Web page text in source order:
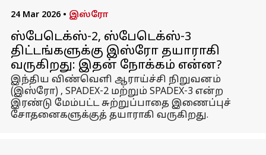
24 Mar 2026 • இஸ்ரோ
ஸ்பேடெக்ஸ்-2, ஸ்பேடெக்ஸ்-3
திட்டங்களுக்கு இஸ்ரோ தயாராகி
வருகிறது: இதன் நோக்கம் என்ன?
இந்திய விண்வெளி ஆராய்ச்சி நிறுவனம்
(இஸ்ரோ) , SPADEX-2 மற்றும் SPADEX-3 என்ற
இரண்டு மேம்பட்ட சுற்றுப்பாதை இணைப்புச்
சோதனைகளுக்குத் தயாராகி வருகிறது.